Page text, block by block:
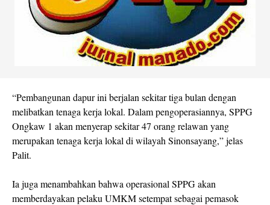
“Pembangunan dapur ini berjalan sekitar tiga bulan dengan
melibatkan tenaga kerja lokal. Dalam pengoperasiannya, SPPG
Ongkaw 1 akan menyerap sekitar 47 orang relawan yang
merupakan tenaga kerja lokal di wilayah Sinonsayang,” jelas
Palit.
Ia juga menambahkan bahwa operasional SPPG akan
memberdayakan pelaku UMKM setempat sebagai pemasok